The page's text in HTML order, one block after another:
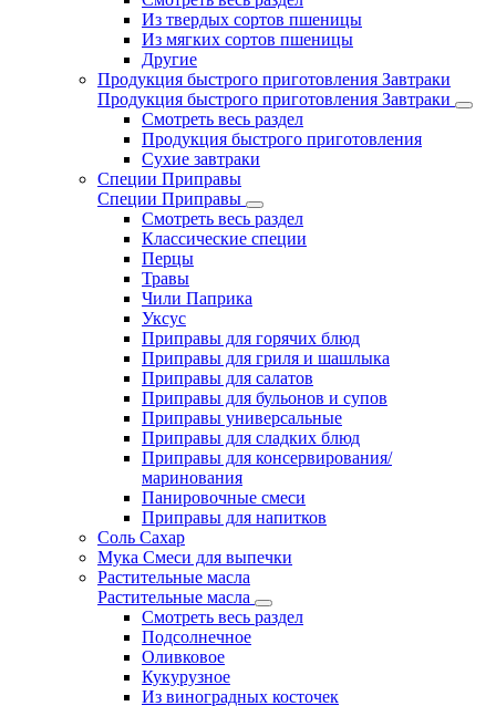
Из твердых сортов пшеницы
Из мягких сортов пшеницы
Другие
Продукция быстрого приготовления Завтраки
Продукция быстрого приготовления Завтраки
Смотреть весь раздел
Продукция быстрого приготовления
Сухие завтраки
Специи Приправы
Специи Приправы
Смотреть весь раздел
Классические специи
Перцы
Травы
Чили Паприка
Уксус
Приправы для горячих блюд
Приправы для гриля и шашлыка
Приправы для салатов
Приправы для бульонов и супов
Приправы универсальные
Приправы для сладких блюд
Приправы для консервирования/
маринования
Панировочные смеси
Приправы для напитков
Соль Сахар
Мука Смеси для выпечки
Растительные масла
Растительные масла
Смотреть весь раздел
Подсолнечное
Оливковое
Кукурузное
Из виноградных косточек